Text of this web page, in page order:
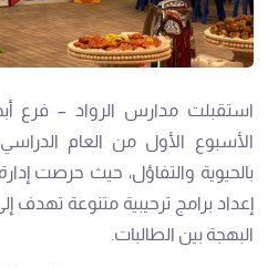
استقبلت مدارس الرواد – فرع
الأسبوع الأول من العام
بالحيوية والتفاؤل، حيث حرصت
إعداد برامج ترحيبية متنوعة تهدف
البهجة بين الطالبات.